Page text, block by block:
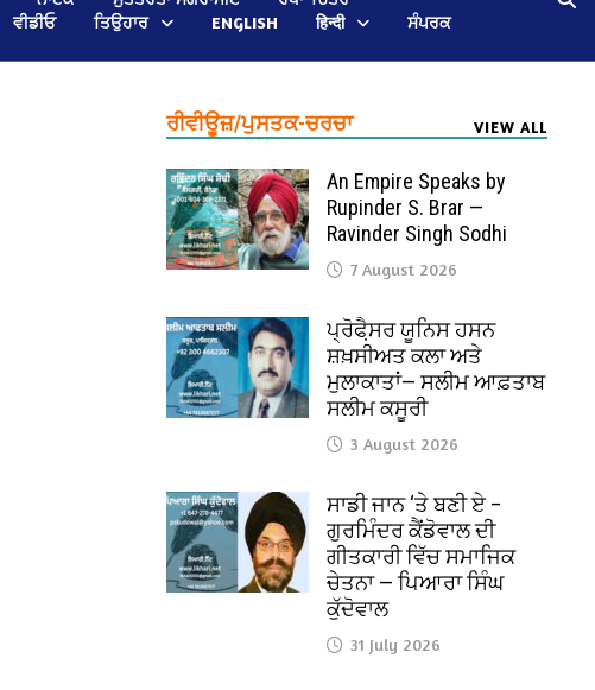
ਵੀਡੀਓ ਤਿਉਹਾਰ ENGLISH हिन्दी
ਸੰਪਰਕ
ਰੀਵੀਊਜ਼/ਪੁਸਤਕ-ਚਰਚਾ VIEW ALL
An Empire Speaks by
Rupinder S. Brar —
Ravinder Singh Sodhi
7 August 2026
ਪ੍ਰੋਫੈ਼ਸਰ ਯੂਨਿਸ ਹਸਨ
ਸ਼ਖ਼ਸੀਅਤ ਕਲਾ ਅਤੇ
ਮੁਲਾਕਾਤਾਂ— ਸਲੀਮ ਆਫ਼ਤਾਬ
ਸਲੀਮ ਕਸੂਰੀ
3 August 2026
ਸਾਡੀ ਜਾਨ ‘ਤੇ ਬਣੀ ਏ –
ਗੁਰਮਿੰਦਰ ਕੈਂਡੋਵਾਲ ਦੀ
ਗੀਤਕਾਰੀ ਵਿੱਚ ਸਮਾਜਿਕ
ਚੇਤਨਾ — ਪਿਆਰਾ ਸਿੰਘ
ਕੁੱਦੋਵਾਲ
31 July 2026